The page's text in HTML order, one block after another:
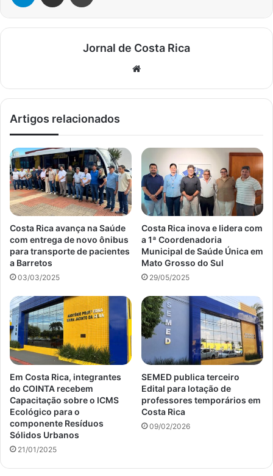
Jornal de Costa Rica
Artigos relacionados
Costa Rica avança na Saúde
com entrega de novo ônibus
para transporte de pacientes
a Barretos
03/03/2025
Costa Rica inova e lidera com
a 1ª Coordenadoria
Municipal de Saúde Única em
Mato Grosso do Sul
29/05/2025
Em Costa Rica, integrantes
do COINTA recebem
Capacitação sobre o ICMS
Ecológico para o
componente Resíduos
Sólidos Urbanos
21/01/2025
SEMED publica terceiro
Edital para lotação de
professores temporários em
Costa Rica
09/02/2026